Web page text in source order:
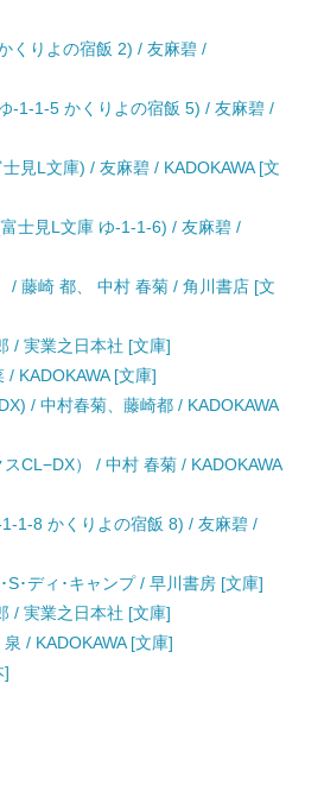
くりよの宿飯 2) / 友麻碧 /
-1-1-5 かくりよの宿飯 5) / 友麻碧 /
見L文庫) / 友麻碧 / KADOKAWA [文
士見L文庫 ゆ-1-1-6) / 友麻碧 /
/ 藤崎 都、 中村 春菊 / 角川書店 [文
/ 実業之日本社 [文庫]
KADOKAWA [文庫]
/ 中村春菊、藤崎都 / KADOKAWA
CL−DX） / 中村 春菊 / KADOKAWA
1-8 かくりよの宿飯 8) / 友麻碧 /
･ディ･キャンプ / 早川書房 [文庫]
/ 実業之日本社 [文庫]
/ KADOKAWA [文庫]
]